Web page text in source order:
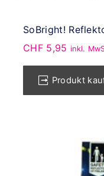
SoBright!
CHF5,95 inkl.
Produkt